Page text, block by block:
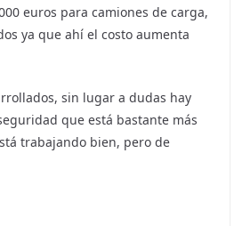
euros para camiones de carga,
ya que ahí el costo aumenta
sin lugar a dudas hay
que está bastante más
trabajando bien, pero de